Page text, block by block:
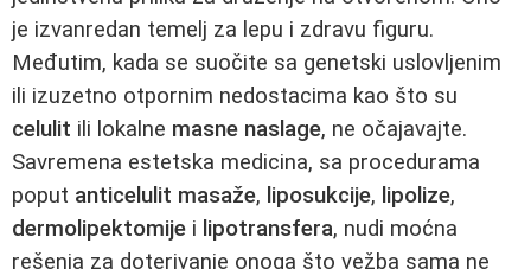
je izvanredan temelj za lepu i zdravu figuru.
Međutim, kada se suočite sa genetski uslovljenim
ili izuzetno otpornim nedostacima kao što su
celulit ili lokalne masne naslage, ne očajavajte.
Savremena estetska medicina, sa procedurama
poput anticelulit masaže, liposukcije, lipolize,
dermolipektomije i lipotransfera, nudi moćna
rešenja za doterivanje onoga što vežba sama ne